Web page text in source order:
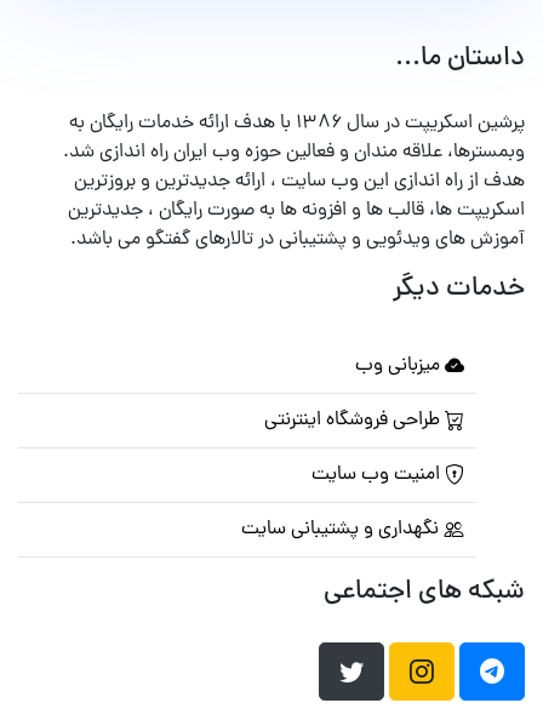
داستان ما...
پرشین اسکریپت در سال ۱۳۸۶ با هدف ارائه خدمات رایگان به
وبمسترها، علاقه مندان و فعالین حوزه وب ایران راه اندازی شد.
هدف از راه اندازی این وب سایت ، ارائه جدیدترین و بروزترین
اسکریپت ها، قالب ها و افزونه ها به صورت رایگان ، جدیدترین
آموزش های ویدئویی و پشتیبانی در تالارهای گفتگو می باشد.
خدمات دیگر
میزبانی وب
طراحی فروشگاه اینترنتی
امنیت وب سایت
نگهداری و پشتیبانی سایت
شبکه های اجتماعی